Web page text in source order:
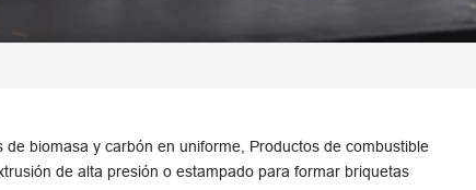
biomasa y carbón en uniforme, Productos de combustible
de alta presión o estampado para formar briquetas